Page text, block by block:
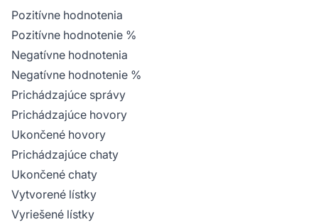
Pozitívne hodnotenia
Pozitívne hodnotenie %
Negatívne hodnotenia
Negatívne hodnotenie %
Prichádzajúce správy
Prichádzajúce hovory
Ukončené hovory
Prichádzajúce chaty
Ukončené chaty
Vytvorené lístky
Vyriešené lístky